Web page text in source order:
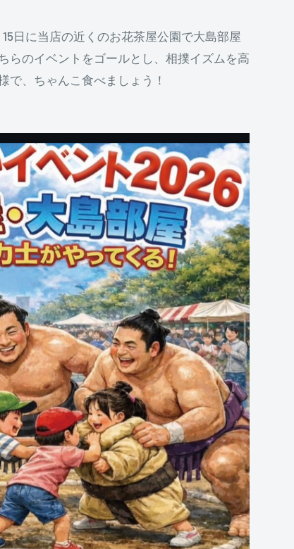
日に当店の近くのお花茶屋公園で大島部屋
らのイベントをゴールとし、相撲イズムを高
で、ちゃんこ食べましょう！